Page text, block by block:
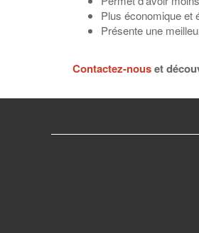
Plus économique et
Présente une
Contactez-nouset